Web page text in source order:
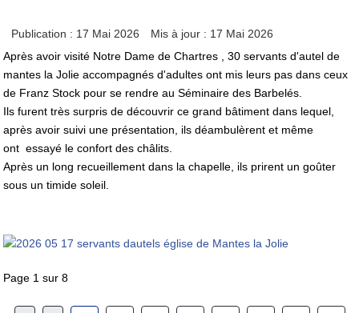
Publication : 17 Mai 2026
Mis à jour : 17 Mai 2026
Après avoir visité Notre Dame de Chartres , 30 servants d'autel de
mantes la Jolie accompagnés d'adultes ont mis leurs pas dans ceux
de Franz Stock pour se rendre au Séminaire des Barbelés.
Ils furent très surpris de découvrir ce grand bâtiment dans lequel,
après avoir suivi une présentation, ils déambulèrent et même
ont essayé le confort des châlits.
Après un long recueillement dans la chapelle, ils prirent un goûter
sous un timide soleil.
Page 1 sur 8